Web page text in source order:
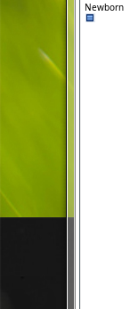
Newborn